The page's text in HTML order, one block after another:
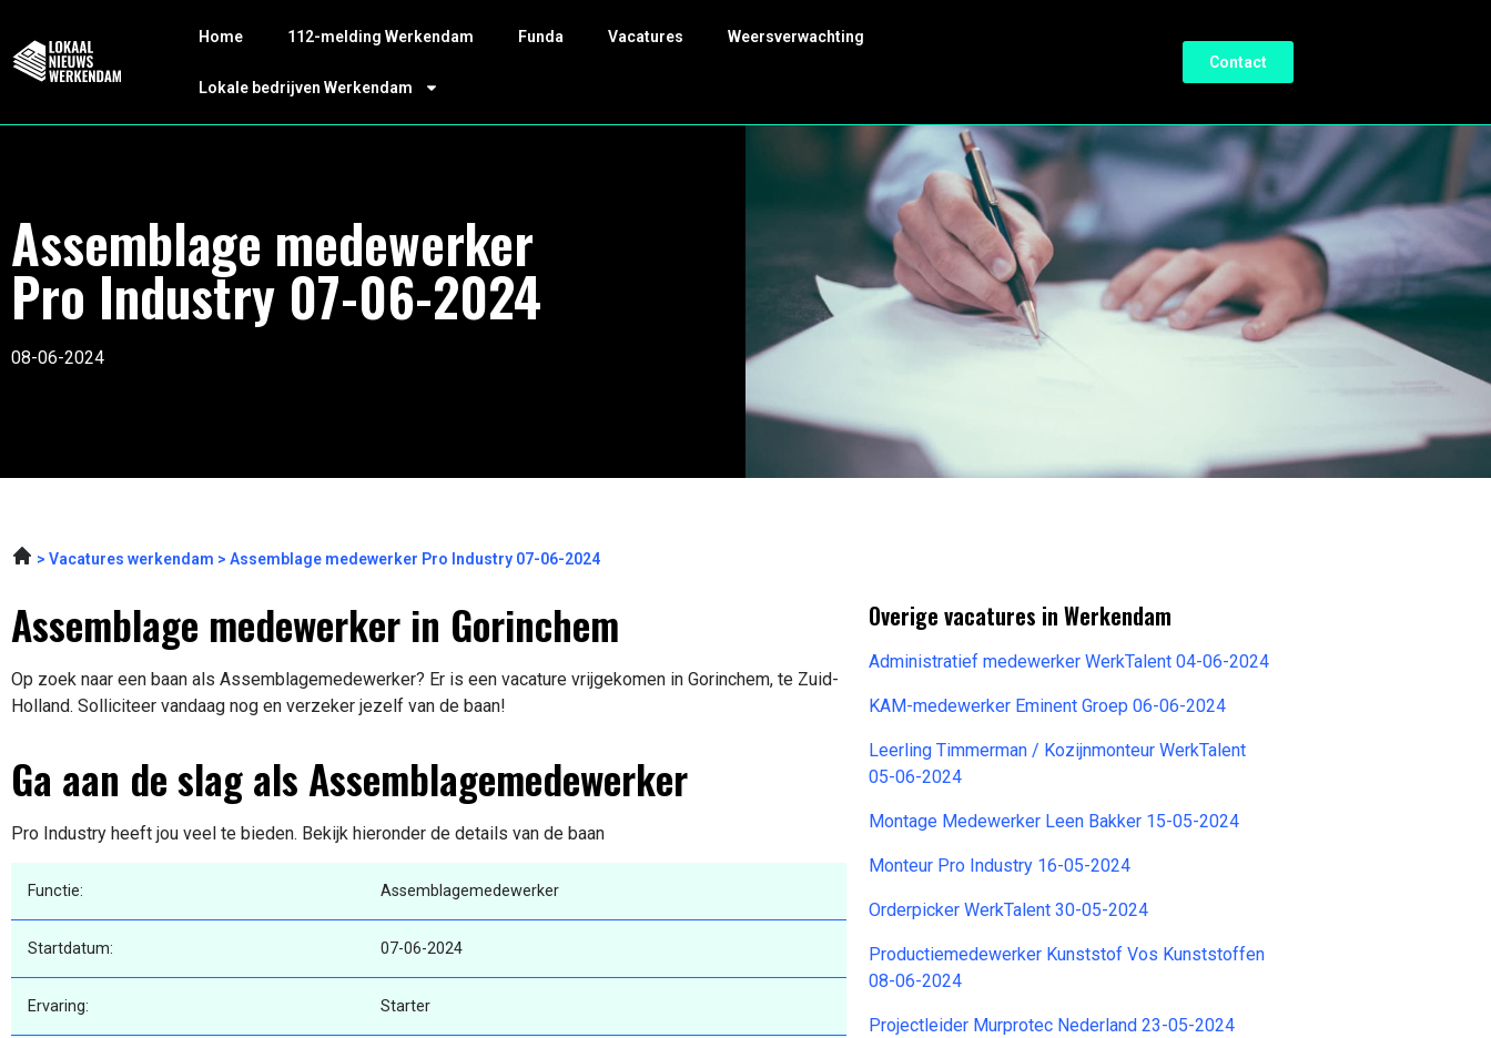
Home 112-melding Werkendam Funda Vacatures Weersverwachting
Lokale bedrijven Werkendam
Contact
Assemblage medewerker
Pro Industry 07-06-2024
08-06-2024
Vacatures werkendam Assemblage medewerker Pro Industry 07-06-2024
Assemblage medewerker in Gorinchem
Op zoek naar een baan als Assemblagemedewerker? Er is een vacature vrijgekomen in Gorinchem, te Zuid-
Holland. Solliciteer vandaag nog en verzeker jezelf van de baan!
Ga aan de slag als Assemblagemedewerker
Pro Industry heeft jou veel te bieden. Bekijk hieronder de details van de baan
Functie: Assemblagemedewerker
Startdatum: 07-06-2024
Ervaring: Starter
Overige vacatures in Werkendam
Administratief medewerker WerkTalent 04-06-2024
KAM-medewerker Eminent Groep 06-06-2024
Leerling Timmerman / Kozijnmonteur WerkTalent
05-06-2024
Montage Medewerker Leen Bakker 15-05-2024
Monteur Pro Industry 16-05-2024
Orderpicker WerkTalent 30-05-2024
Productiemedewerker Kunststof Vos Kunststoffen
08-06-2024
Projectleider Murprotec Nederland 23-05-2024